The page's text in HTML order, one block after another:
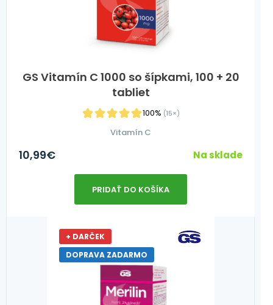
GS Vitamín C 1000 so šípkami, 100 + 20
tabliet
100% (15×)
Vitamín C
10,99€ Na sklade
PRIDAŤ DO KOŠÍKA
+ DARČEK
DOPRAVA ZADARMO